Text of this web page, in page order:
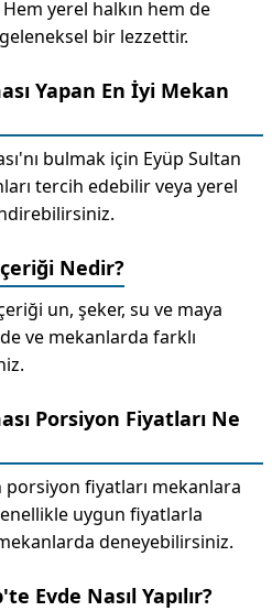
yerel halkın hem de
bir lezzettir.
Yapan En İyi Mekan
bulmak için Eyüp Sultan
tercih edebilir veya yerel
Nedir?
un, şeker, su ve maya
ve mekanlarda farklı
Porsiyon Fiyatları Ne
porsiyon fiyatları mekanlara
uygun fiyatlarla
deneyebilirsiniz.
Evde Nasıl Yapılır?